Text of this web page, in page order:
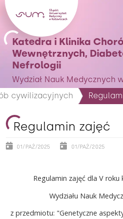
Katedra i Klinika
Wewnętrznych,
Nefrologii
Wydział Nauk Medycznych
cywilizacyjnych
Regulamin zajęć
01/PAŹ/2025 01/PAŹ/2025
Regulamin zajęć dla V roku
Wydziału Nauk
z przedmiotu: "Genetyczne